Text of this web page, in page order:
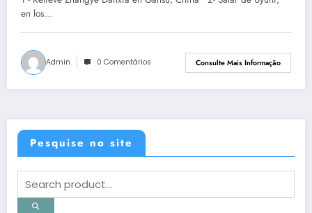
en los…
Admin 0 Comentários Consulte Mais Informação
Pesquise no site